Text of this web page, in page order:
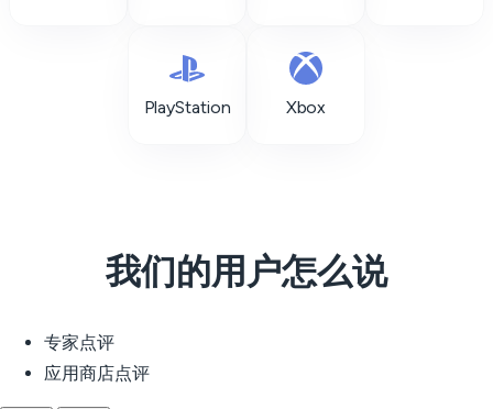
PlayStation Xbox
我们的用户怎么说
专家点评
应用商店点评